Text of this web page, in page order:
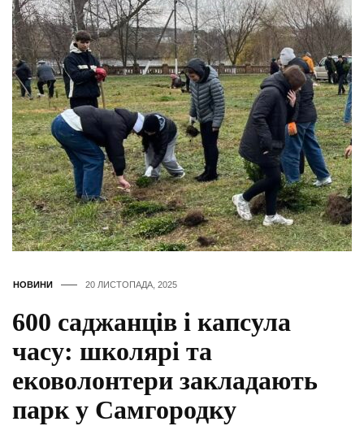
НОВИНИ 20 ЛИСТОПАДА, 2025
600 саджанців і капсула
часу: школярі та
ековолонтери закладають
парк у Самгородку